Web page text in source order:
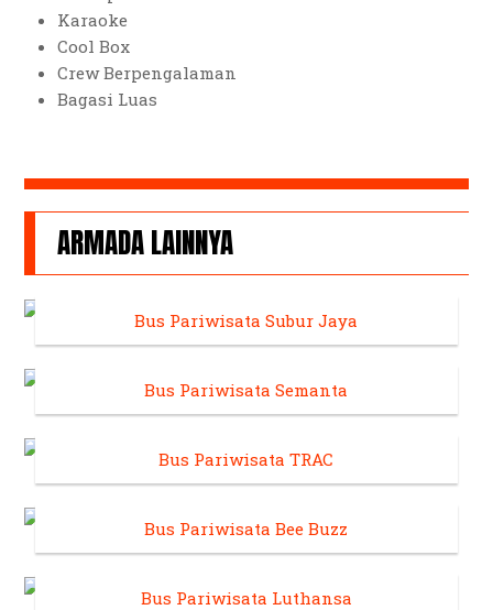
Karaoke
Cool Box
Crew Berpengalaman
Bagasi Luas
ARMADA LAINNYA
Bus Pariwisata Subur Jaya
Bus Pariwisata Semanta
Bus Pariwisata TRAC
Bus Pariwisata Bee Buzz
Bus Pariwisata Luthansa